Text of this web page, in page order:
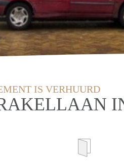
IS VERHUURD